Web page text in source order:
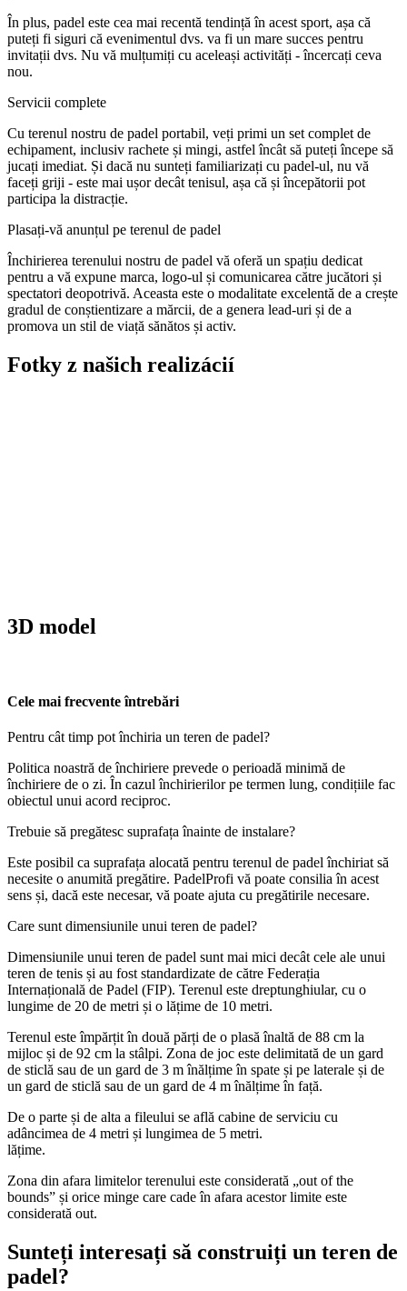
În plus, padel este cea mai recentă tendință în acest sport, așa că
puteți fi siguri că evenimentul dvs. va fi un mare succes pentru
invitații dvs. Nu vă mulțumiți cu aceleași activități - încercați ceva
nou.
Servicii complete
Cu terenul nostru de padel portabil, veți primi un set complet de
echipament, inclusiv rachete și mingi, astfel încât să puteți începe să
jucați imediat. Și dacă nu sunteți familiarizați cu padel-ul, nu vă
faceți griji - este mai ușor decât tenisul, așa că și începătorii pot
participa la distracție.
Plasați-vă anunțul pe terenul de padel
Închirierea terenului nostru de padel vă oferă un spațiu dedicat
pentru a vă expune marca, logo-ul și comunicarea către jucători și
spectatori deopotrivă. Aceasta este o modalitate excelentă de a crește
gradul de conștientizare a mărcii, de a genera lead-uri și de a
promova un stil de viață sănătos și activ.
Fotky z našich realizácií
3D model
Cele mai frecvente întrebări
Pentru cât timp pot închiria un teren de padel?
Politica noastră de închiriere prevede o perioadă minimă de
închiriere de o zi. În cazul închirierilor pe termen lung, condițiile fac
obiectul unui acord reciproc.
Trebuie să pregătesc suprafața înainte de instalare?
Este posibil ca suprafața alocată pentru terenul de padel închiriat să
necesite o anumită pregătire. PadelProfi vă poate consilia în acest
sens și, dacă este necesar, vă poate ajuta cu pregătirile necesare.
Care sunt dimensiunile unui teren de padel?
Dimensiunile unui teren de padel sunt mai mici decât cele ale unui
teren de tenis și au fost standardizate de către Federația
Internațională de Padel (FIP). Terenul este dreptunghiular, cu o
lungime de 20 de metri și o lățime de 10 metri.
Terenul este împărțit în două părți de o plasă înaltă de 88 cm la
mijloc și de 92 cm la stâlpi. Zona de joc este delimitată de un gard
de sticlă sau de un gard de 3 m înălțime în spate și pe laterale și de
un gard de sticlă sau de un gard de 4 m înălțime în față.
De o parte și de alta a fileului se află cabine de serviciu cu
adâncimea de 4 metri și lungimea de 5 metri.
lățime.
Zona din afara limitelor terenului este considerată „out of the
bounds” și orice minge care cade în afara acestor limite este
considerată out.
Sunteți interesați să construiți un teren de
padel?